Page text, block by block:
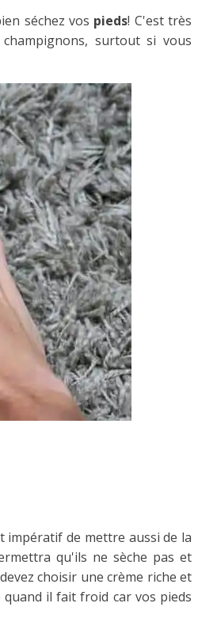
séchez vos pieds! C'est très
surtout si vous
impératif de mettre aussi de la
qu'ils ne sèche pas et
choisir une crème riche et
il fait froid car vos pieds